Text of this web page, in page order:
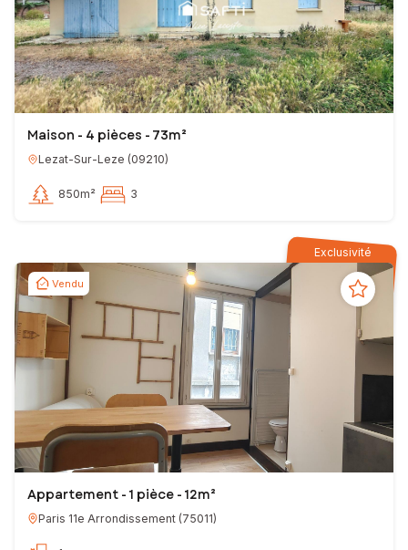
Maison - 4 pièces - 73m²
Lezat-Sur-Leze (09210)
850m² 3
Exclusivité
Vendu
Appartement - 1 pièce - 12m²
Paris 11e Arrondissement (75011)